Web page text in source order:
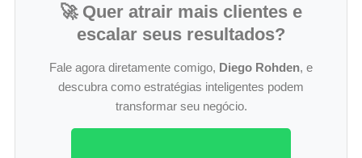
🚀 Quer atrair mais clientes e
escalar seus resultados?
Fale agora diretamente comigo, Diego Rohden, e
descubra como estratégias inteligentes podem
transformar seu negócio.